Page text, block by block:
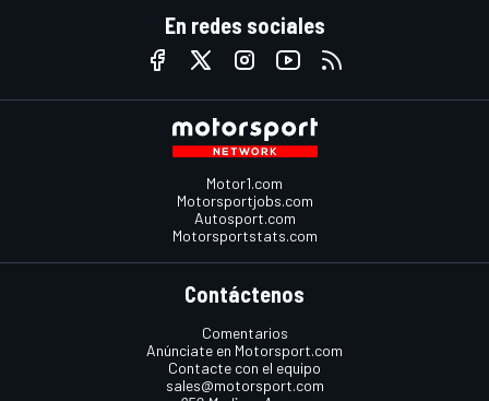
En redes sociales
Motor1.com
Motorsportjobs.com
Autosport.com
Motorsportstats.com
Contáctenos
Comentarios
Anúnciate en Motorsport.com
Contacte con el equipo
sales@motorsport.com